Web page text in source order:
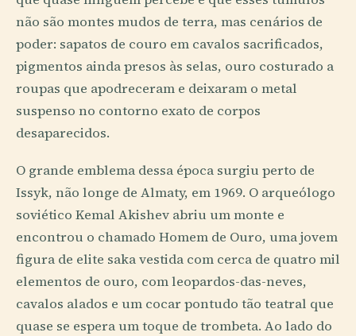
não são montes mudos de terra, mas cenários de
poder: sapatos de couro em cavalos sacrificados,
pigmentos ainda presos às selas, ouro costurado a
roupas que apodreceram e deixaram o metal
suspenso no contorno exato de corpos
desaparecidos.
O grande emblema dessa época surgiu perto de
Issyk, não longe de Almaty, em 1969. O arqueólogo
soviético Kemal Akishev abriu um monte e
encontrou o chamado Homem de Ouro, uma jovem
figura de elite saka vestida com cerca de quatro mil
elementos de ouro, com leopardos-das-neves,
cavalos alados e um cocar pontudo tão teatral que
quase se espera um toque de trombeta. Ao lado do